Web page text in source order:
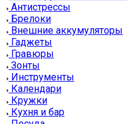
Антистрессы
Брелоки
Внешние аккумуляторы
Гаджеты
Гравюры
Зонты
Инструменты
Календари
Кружки
Кухня и бар